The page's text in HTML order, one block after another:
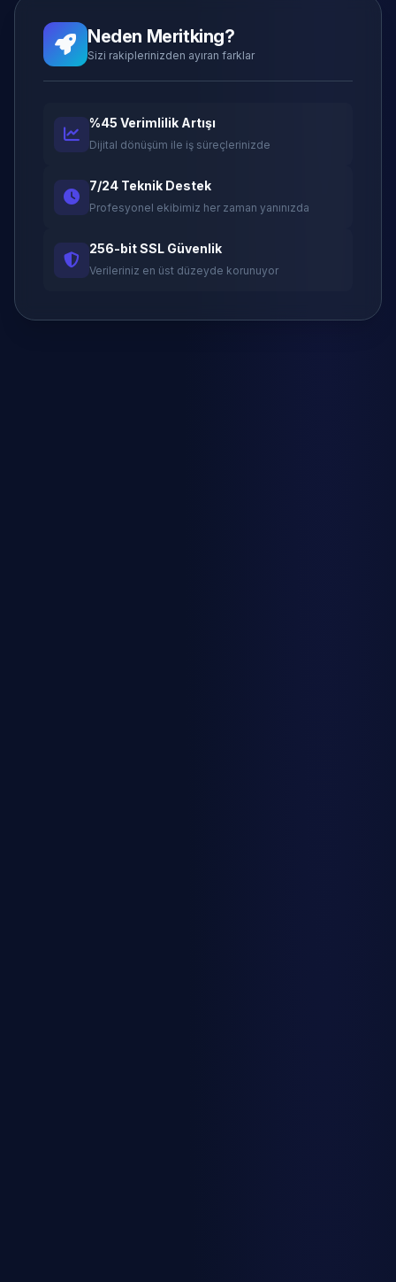
Neden Meritking?
Sizi rakiplerinizden ayıran farklar
%45 Verimlilik Artışı
Dijital dönüşüm ile iş süreçlerinizde
7/24 Teknik Destek
Profesyonel ekibimiz her zaman yanınızda
256-bit SSL Güvenlik
Verileriniz en üst düzeyde korunuyor